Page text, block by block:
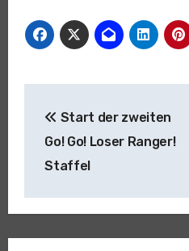
Start der zweiten
Go! Go! Loser Ranger!
Staffel